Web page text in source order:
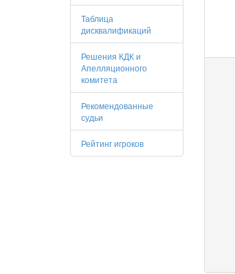
Таблица
дисквалификаций
Решения КДК и
Апелляционного
комитета
Рекомендованные
судьи
Рейтинг игроков